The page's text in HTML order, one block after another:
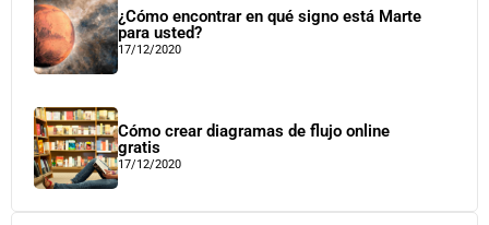
¿Cómo encontrar en qué signo está Marte
para usted?
17/12/2020
Cómo crear diagramas de flujo online
gratis
17/12/2020